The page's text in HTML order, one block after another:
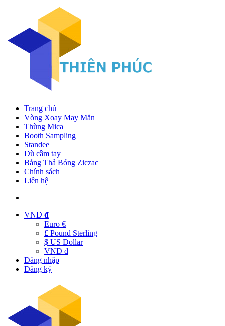
Trang chủ
Vòng Xoay May Mắn
Thùng Mica
Booth Sampling
Standee
Dù cầm tay
Bảng Thả Bóng Ziczac
Chính sách
Liên hệ
VND đ
Euro €
£ Pound Sterling
$ US Dollar
VND đ
Đăng nhập
Đăng ký